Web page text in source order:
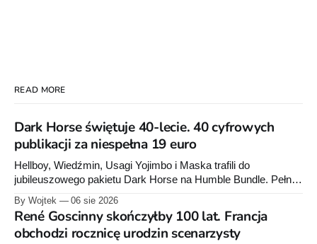
READ MORE
Dark Horse świętuje 40-lecie. 40 cyfrowych
publikacji za niespełna 19 euro
Hellboy, Wiedźmin, Usagi Yojimbo i Maska trafili do
jubileuszowego pakietu Dark Horse na Humble Bundle. Pełny
euro. Oferta kończy się 13 sierpnia.
By Wojtek 06 sie 2026
René Goscinny skończyłby 100 lat. Francja
obchodzi rocznicę urodzin scenarzysty